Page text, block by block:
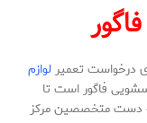
درخواست تعمیرلوازم
فاگور است تا
دست متخصصین مرکز